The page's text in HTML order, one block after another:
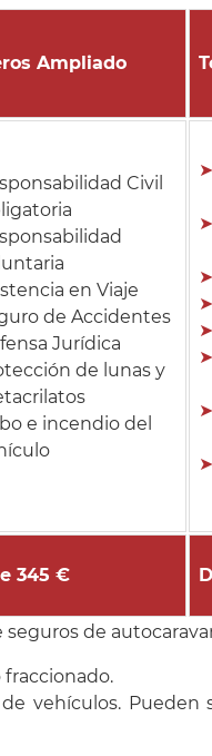
Ampliado
Civil
en Viaje
de Accidentes
Jurídica
de lunas y
e incendio del
345 €
de
fraccionado.
vehículos.